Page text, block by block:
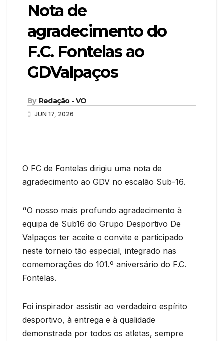
Nota de
agradecimento do
F.C. Fontelas ao
GDValpaços
By Redação - VO
JUN 17, 2026
O FC de Fontelas dirigiu uma nota de
agradecimento ao GDV no escalão Sub-16.
“O nosso mais profundo agradecimento à
equipa de Sub16 do Grupo Desportivo De
Valpaços ter aceite o convite e participado
neste torneio tão especial, integrado nas
comemorações do 101.º aniversário do F.C.
Fontelas.
Foi inspirador assistir ao verdadeiro espírito
desportivo, à entrega e à qualidade
demonstrada por todos os atletas, sempre